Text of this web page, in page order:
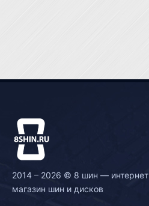
2014 – 2026 © 8 шин — интернет
магазин шин и дисков